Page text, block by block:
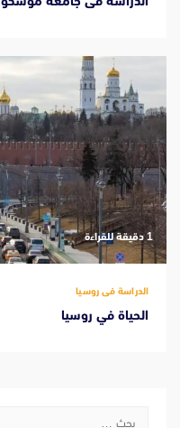
‫1 دقيقة للقراءة
الدراسة فى روسيا
الحياة في روسيا
البحث